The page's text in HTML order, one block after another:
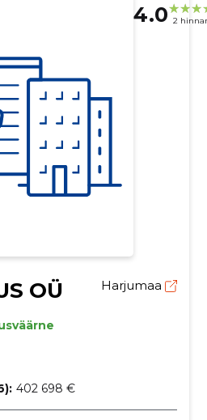
4.0 2
OÜ Harjumaa
402 698 €